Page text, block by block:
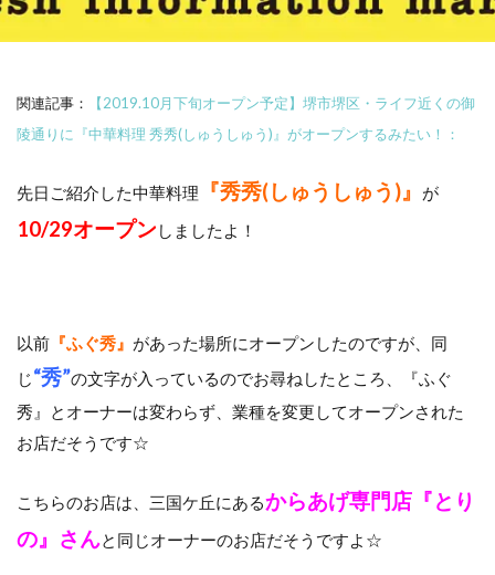
関連記事：
【2019.10月下旬オープン予定】堺市堺区・ライフ近くの御
陵通りに『中華料理 秀秀(しゅうしゅう)』がオープンするみたい！：
先日ご紹介した中華料理 『秀秀(しゅうしゅう)』 が
10/29オープン しましたよ！
以前 『ふぐ秀』 があった場所にオープンしたのですが、同
じ “秀”の文字が入っているのでお尋ねしたところ、『ふぐ
秀』とオーナーは変わらず、業種を変更してオープンされた
お店だそうです☆
こちらのお店は、三国ケ丘にあるからあげ専門店『とり
の』さんと同じオーナーのお店だそうですよ☆